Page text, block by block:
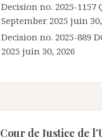
Decision no. 2025-1157
September 2025 juin
Decision no. 2025-889
2025 juin 30, 2026
Cour de Justice de